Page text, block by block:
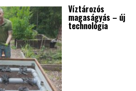
Víztározós
magaságyás – új
technológia